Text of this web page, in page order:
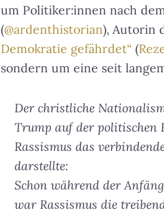
um Politiker:innen nach
(@ardenthistorian), Autorin
Demokratie gefährdet“ (
sondern um eine seit
Der christliche
Trump auf der politischen
Rassismus das
darstellte:
Schon während der
war Rassismus die